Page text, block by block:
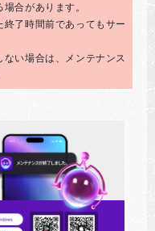
合があります。
了時間前であってもサー
い場合は、メンテナンス